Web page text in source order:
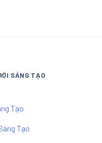
SÁNG TẠO
Tạo
Tạo